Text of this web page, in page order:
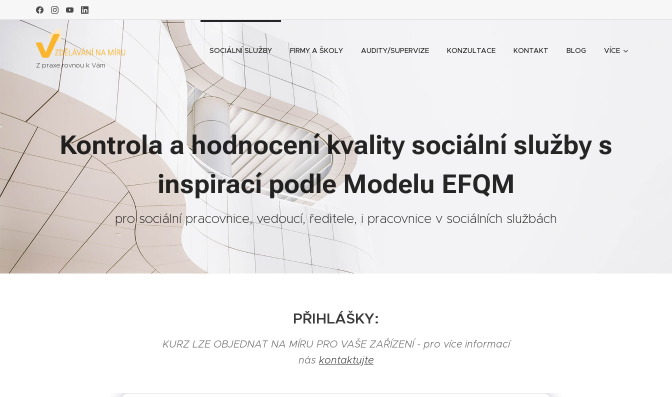
Z praxe rovnou k Vám
SOCIÁLNÍ SLUŽBY FIRMY A ŠKOLY AUDITY/SUPERVIZE KONZULTACE KONTAKT BLOG VÍCE
Kontrola a hodnocení kvality sociální služby s
inspirací podle Modelu EFQM
pro sociální pracovnice, vedoucí, ředitele, i pracovnice v sociálních službách
PŘIHLÁŠKY:
KURZ LZE OBJEDNAT NA MÍRU PRO VAŠE ZAŘÍZENÍ - pro více informací
nás kontaktujte